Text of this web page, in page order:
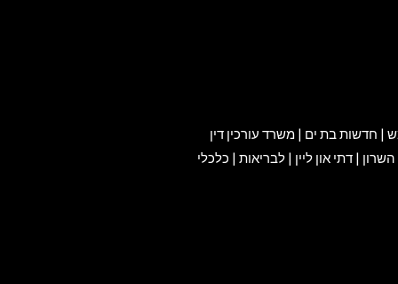
| חדשות בת ים | משרד עורכין דין
| דתי און ליין | לבריאות | כלכלי